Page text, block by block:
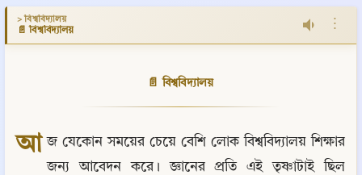
> বিশ্ববিদ্যালয়
📄 বিশ্ববিদ্যালয় ⋮
📄 বিশ্ববিদ্যালয়
আ জ যেকোন সময়ের চেয়ে বেশি লোক বিশ্ববিদ্যালয় শিক্ষার
জন্য আবেদন করে। জ্ঞানের প্রতি এই তৃষ্ণাটাই ছিল